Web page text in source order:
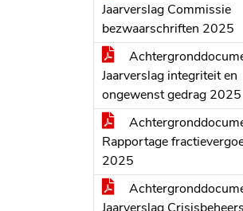
Jaarverslag Commissie
bezwaarschriften 2025
Jaarverslag integriteit en
ongewenst gedrag 2025
Rapportage
2025